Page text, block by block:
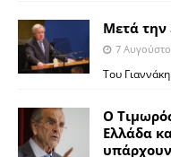
Μετά την
7
Του
Ο
Ελλάδα